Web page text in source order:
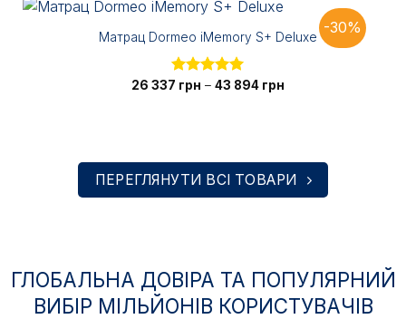
-30%
Матрац Dormeo iMemory S+ Deluxe
Оцінено в
26 337 грн – 43 894 грнДіапазон
894 грн
ПЕРЕГЛЯНУТИ ВСІ ТОВАРИ
ГЛОБАЛЬНА ДОВІРА ТА ПОПУЛЯРНИЙ
ВИБІР МІЛЬЙОНІВ КОРИСТУВАЧІВ